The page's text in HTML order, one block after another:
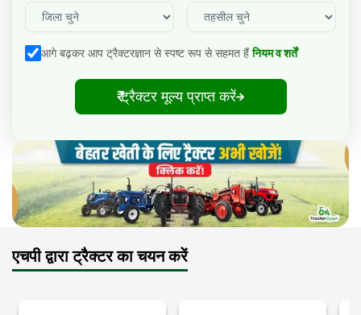
आगे बढ़कर आप ट्रैक्टरज्ञान से स्पष्ट रूप से सहमत हैं नियम व शर्तें
₹ ट्रैक्टर मूल्य प्राप्त करें
एचपी द्वारा ट्रैक्टर का चयन करें